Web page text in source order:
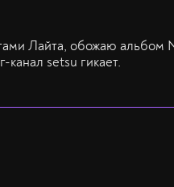
Лайта, обожаю альбом
setsu гикает.